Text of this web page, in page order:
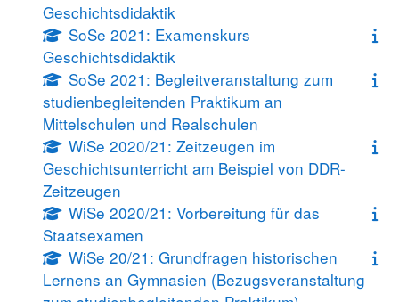
Geschichtsdidaktik
SoSe 2021: Examenskurs
Geschichtsdidaktik
SoSe 2021: Begleitveranstaltung zum
studienbegleitenden Praktikum an
Mittelschulen und Realschulen
WiSe 2020/21: Zeitzeugen im
Geschichtsunterricht am Beispiel von DDR-
Zeitzeugen
WiSe 2020/21: Vorbereitung für das
Staatsexamen
WiSe 20/21: Grundfragen historischen
Lernens an Gymnasien (Bezugsveranstaltung